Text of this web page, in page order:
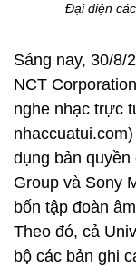
Đại diện
Sáng nay, 30/8/
NCT
nghe nhạc trực
dụng bản quyền
Group và Sony
bốn tập đoàn
Theo đó, cả
bộ các bản ghi